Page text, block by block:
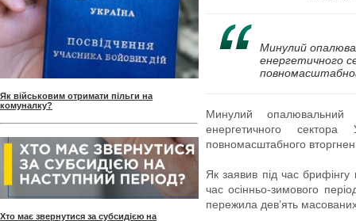
Як військовим отримати пільги на
комуналку?
Хто має звернутися за субсидією на
Минулий
енергетичного
Минулий опалювальний
енергетичного
повномасштабного
Як заявив під час
час осінньо-зимового
пережила дев’ять